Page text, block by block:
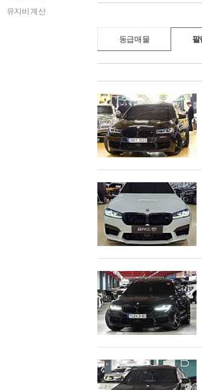
유지비 계산
렉서스
BYD
닛산
다이하쓰
닷지
동펑
란치아
람보르기니
랜드로버
로버
로터스
롤스로이스
르노
링컨
마세라티
마쯔다
맥라렌
머큐리
모건
벤틀리
볼보
동급매물 팔